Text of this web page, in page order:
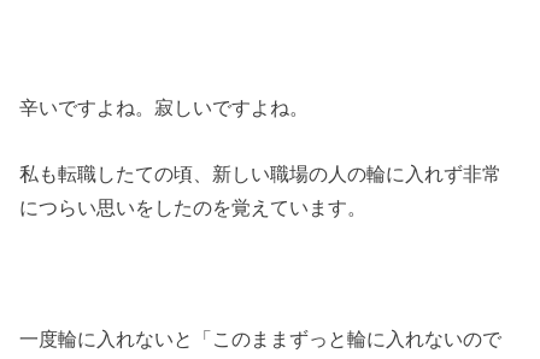
辛いですよね。寂しいですよね。
私も転職したての頃、新しい職場の人の輪に入れず非常
につらい思いをしたのを覚えています。
一度輪に入れないと「このままずっと輪に入れないので